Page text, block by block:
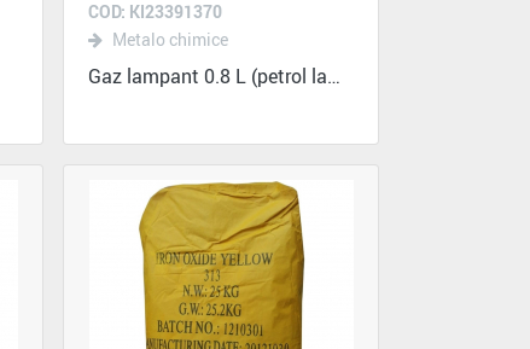
COD: KI23391370
Metalo chimice
Gaz lampant 0.8 L (petrol lampant) se...